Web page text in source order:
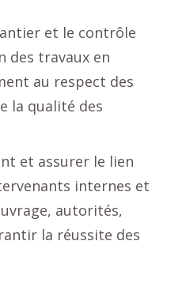
et le contrôle
des travaux en
au respect des
la qualité des
et assurer le lien
internes et
autorités,
la réussite des